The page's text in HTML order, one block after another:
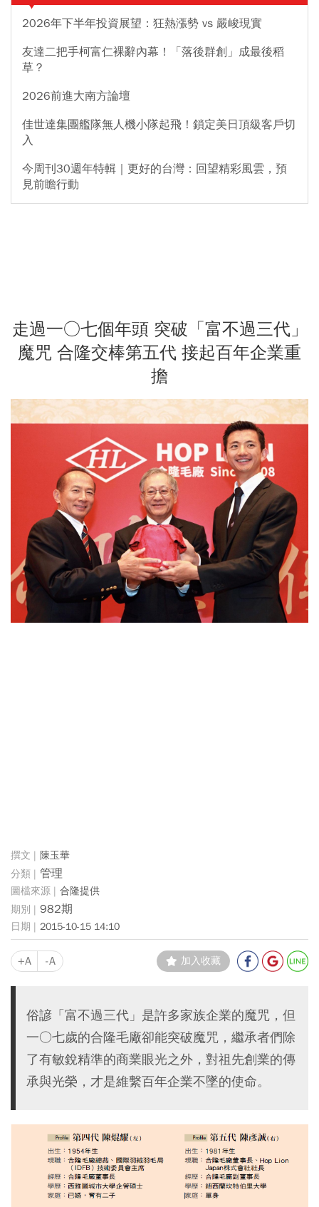
2026年下半年投資展望：狂熱漲勢 vs 嚴峻現實
友達二把手柯富仁裸辭內幕！「落後群創」成最後稻
草？
2026前進大南方論壇
佳世達集團艦隊無人機小隊起飛！鎖定美日頂級客戶切
入
今周刊30週年特輯｜更好的台灣：回望精彩風雲，預
見前瞻行動
走過一○七個年頭 突破「富不過三代」
魔咒 合隆交棒第五代 接起百年企業重
擔
陳玉華
管理
合隆提供
982期
2015-10-15 14:10
+A -A 加入收藏
俗諺「富不過三代」是許多家族企業的魔咒，但
一○七歲的合隆毛廠卻能突破魔咒，繼承者們除
了有敏銳精準的商業眼光之外，對祖先創業的傳
承與光榮，才是維繫百年企業不墜的使命。